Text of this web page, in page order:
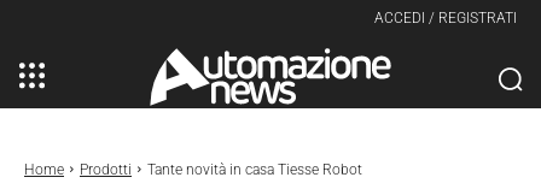
ACCEDI / REGISTRATI
Home Prodotti Tante novità in casa Tiesse Robot